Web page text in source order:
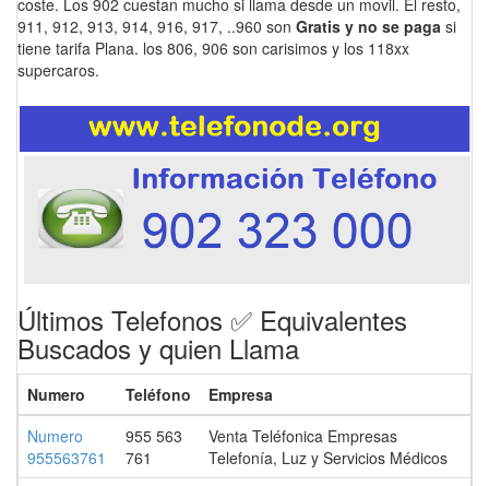
coste. Los 902 cuestan mucho si llama desde un movil. El resto,
911, 912, 913, 914, 916, 917, ..960 son Gratis y no se paga si
tiene tarifa Plana. los 806, 906 son carisimos y los 118xx
supercaros.
Últimos Telefonos ✅ Equivalentes
Buscados y quien Llama
Numero Teléfono
Empresa
Numero
955563761
955 563
761
Venta Teléfonica Empresas
Telefonía, Luz y Servicios Médicos